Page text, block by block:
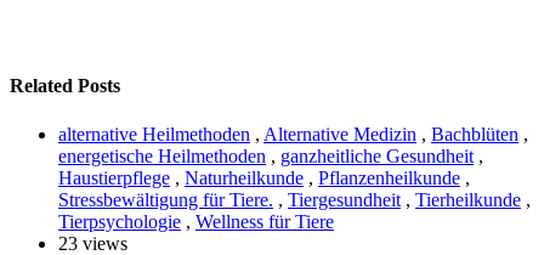
Related Posts
alternative Heilmethoden , Alternative Medizin , Bachblüten ,
energetische Heilmethoden , ganzheitliche Gesundheit ,
Haustierpflege , Naturheilkunde , Pflanzenheilkunde ,
Stressbewältigung für Tiere. , Tiergesundheit , Tierheilkunde ,
Tierpsychologie , Wellness für Tiere
23 views